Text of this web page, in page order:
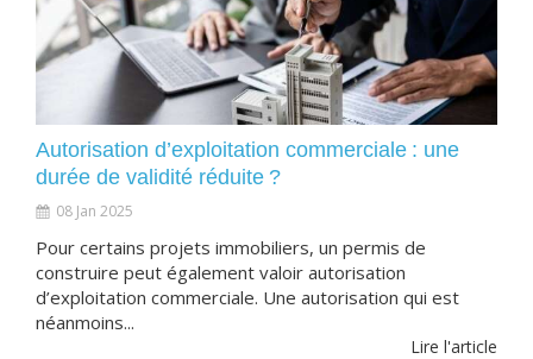
Autorisation d’exploitation commerciale : une
durée de validité réduite ?
08 Jan 2025
Pour certains projets immobiliers, un permis de
construire peut également valoir autorisation
d’exploitation commerciale. Une autorisation qui est
néanmoins...
Lire l'article